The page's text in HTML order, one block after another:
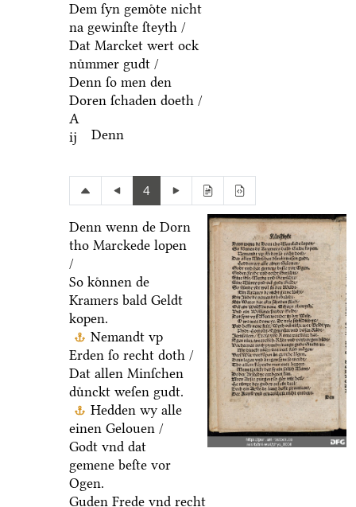
Dem ſyn gemoͤte nicht
na gewinſte ſteyth /
Dat Marcket wert ock
nuͤmmer gudt /
Denn ſo men den
Doren ſchaden doeth /
A
ij
Denn
4
Denn wenn de Dorn
tho Marckede lopen
/
So koͤnnen de
Kramers bald Geldt
kopen.
Nemandt vp
Erden ſo recht doth /
Dat allen Minſchen
duͤnckt weſen gudt.
Hedden wy alle
einen Gelouen /
Godt vnd dat
gemene beſte vor
Ogen.
Guden Frede vnd recht